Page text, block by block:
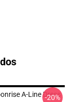
A-Line Dress
-20%